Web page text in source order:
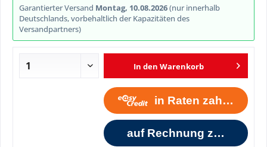
Garantierter Versand Montag, 10.08.2026(nur innerhalb
Deutschlands, vorbehaltlich der Kapazitäten des
Versandpartners)
In den Warenkorb